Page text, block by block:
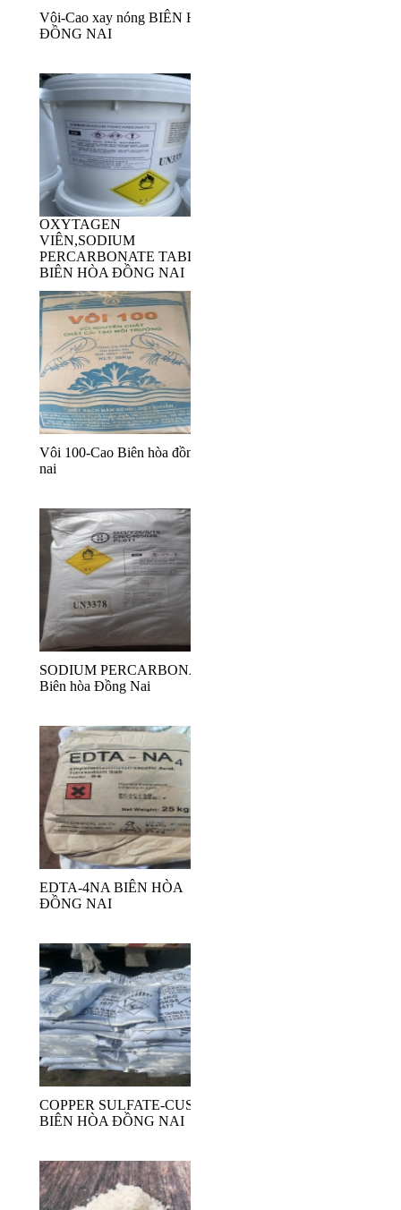
Vôi-Cao xay nóng BIÊN HÒA
ĐỒNG NAI
OXYTAGEN
VIÊN,SODIUM
PERCARBONATE TABLET
BIÊN HÒA ĐỒNG NAI
Vôi 100-Cao Biên hòa đồng
nai
SODIUM PERCARBONATE
Biên hòa Đồng Nai
EDTA-4NA BIÊN HÒA
ĐỒNG NAI
COPPER SULFATE-CUSO4
BIÊN HÒA ĐỒNG NAI